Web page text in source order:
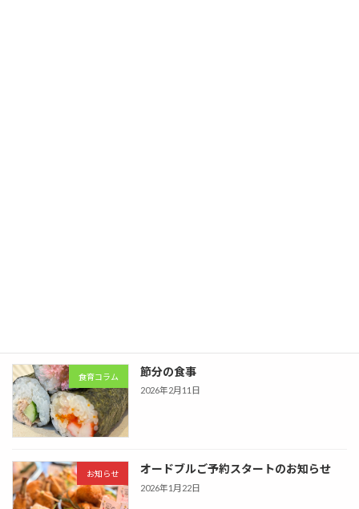
食育コラム 節分の食事
2026年2月11日
お知らせ オードブルご予約スタートのお知らせ
2026年1月22日